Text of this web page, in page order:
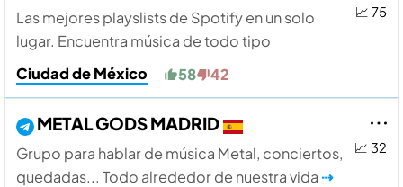
📈 75
Las mejores playslists de Spotify en un solo
lugar. Encuentra música de todo tipo
Ciudad de México
58 42
📈 32
METAL GODS MADRID
Grupo para hablar de música Metal, conciertos,
quedadas... Todo alrededor de nuestra vida ⇢